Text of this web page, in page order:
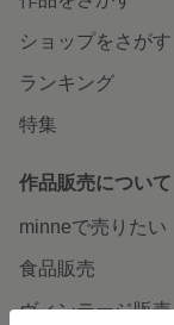
ショップをさがす
ランキング
特集
作品販売について
minneで売りたい
食品販売
ヴィンテージ販売